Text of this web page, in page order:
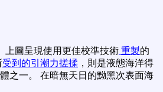
上圖呈現使用更佳校準技術 重製的
受到的引潮力搓揉 ，則是液態海洋得
之一。 在暗無天日的黝黑次表面海